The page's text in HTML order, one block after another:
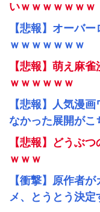
いｗｗｗｗｗｗｗ
【悲報】オーバ
ｗｗｗｗｗｗｗ
【悲報】萌え麻
ｗｗｗｗｗｗ
【悲報】人気漫
なかった展開がこ
【悲報】どうぶ
ｗｗｗ
【衝撃】原作者
メ、とうとう決定